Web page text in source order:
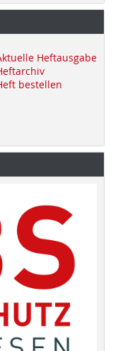
Heftausgabe
bestellen